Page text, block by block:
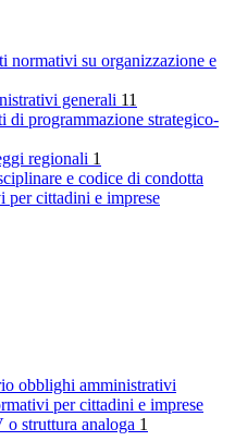
normativi su organizzazione e
generali 11
di programmazione strategico-
regionali 1
e codice di condotta
per cittadini e imprese
obblighi amministrativi
per cittadini e imprese
struttura analoga 1